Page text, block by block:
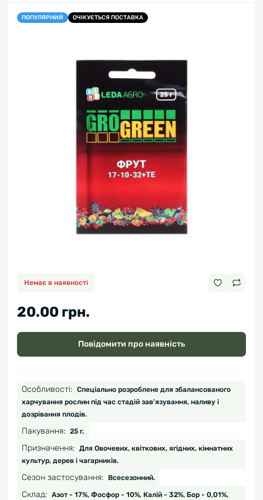
ПОПУЛЯРНИЙ ОЧІКУЄТЬСЯ ПОСТАВКА
Немає в наявності
20.00 грн.
Повідомити про наявність
Особливості: Спеціально розроблене для збалансованого
харчування рослин під час стадій зав'язування, наливу і
дозрівання плодів.
Пакування: 25 г.
Призначення: Для Овочевих, квіткових, ягідних, кімнатних
культур, дерев і чагарників.
Сезон застосування: Всесезонний.
Склад: Азот - 17%, Фосфор - 10%, Калій - 32%, Бор - 0,01%,